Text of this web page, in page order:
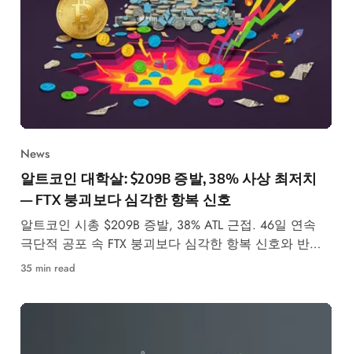
News
알트코인 대학살: $209B 증발, 38% 사상 최저치
— FTX 붕괴보다 심각한 항복 신호
알트코인 시총 $209B 증발, 38% ATL 근접. 46일 연속
극단적 공포 속 FTX 붕괴보다 심각한 항복 신호와 반등
가능성을 분석합니다.
35 min read